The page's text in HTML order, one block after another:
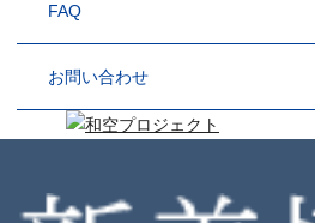
FAQ
お問い合わせ